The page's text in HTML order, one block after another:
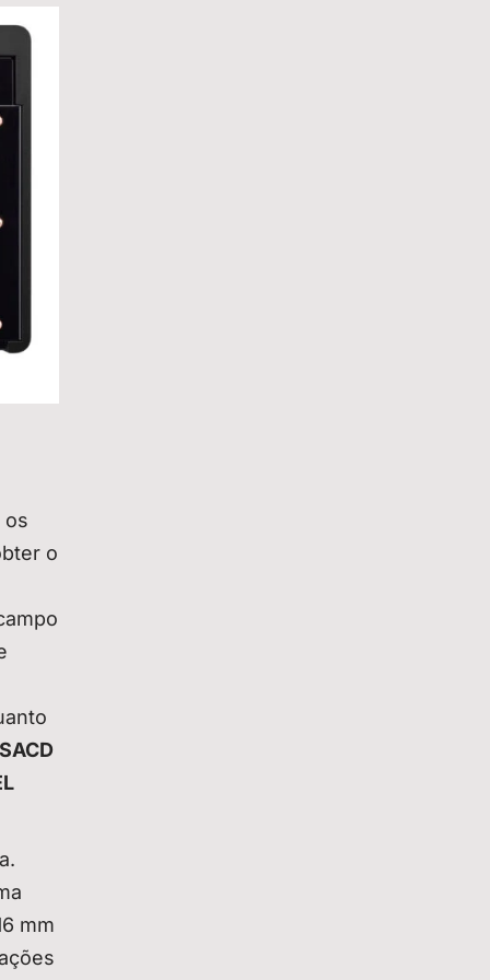
os
o
SACD
mm